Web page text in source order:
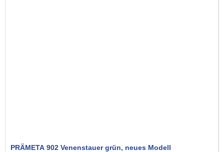
PRÄMETA 902 Venenstauer grün, neues Modell